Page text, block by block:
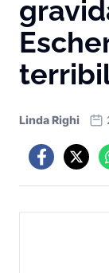
Linda Righi